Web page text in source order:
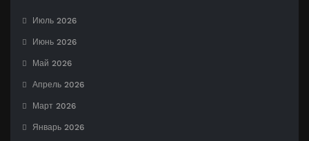
Июль 2026
Июнь 2026
Май 2026
Апрель 2026
Март 2026
Январь 2026